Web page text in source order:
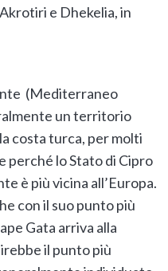
e Dhekelia, in
(Mediterraneo
un territorio
costa turca, per molti
perché lo Stato di Cipro
è più vicina all’Europa.
con il suo punto più
Gata arriva alla
il punto più